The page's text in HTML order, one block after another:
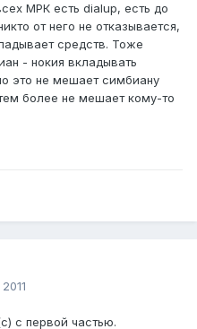
МРК есть dialup, есть до
от него не отказывается,
средств. Тоже
- нокия вкладывать
это не мешает симбиану
более не мешает кому-то
с первой частью.